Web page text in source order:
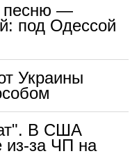
песню —
под Одессой
Украины
В США
из-за ЧП на